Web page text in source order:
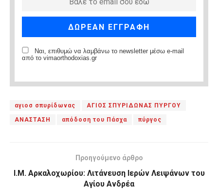
Ναι, επιθυμώ να λαμβάνω το newsletter μέσω e-mail
από το vimaorthodoxias.gr
αγιοσ σπυρίδωνας ΑΓΙΟΣ ΣΠΥΡΙΔΩΝΑΣ ΠΥΡΓΟΥ
ΑΝΑΣΤΑΣΗ απόδοση του Πάσχα πύργος
Προηγούμενο άρθρο
Ι.Μ. Αρκαλοχωρίου: Λιτάνευση Ιερών Λειψάνων του
Αγίου Ανδρέα